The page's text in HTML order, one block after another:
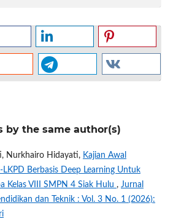
by the same author(s)
Nurkhairo Hidayati, Kajian Awal
LKPD Berbasis Deep Learning Untuk
Kelas VIII SMPN 4 Siak Hulu , Jurnal
dan Teknik : Vol. 3 No. 1 (2026):